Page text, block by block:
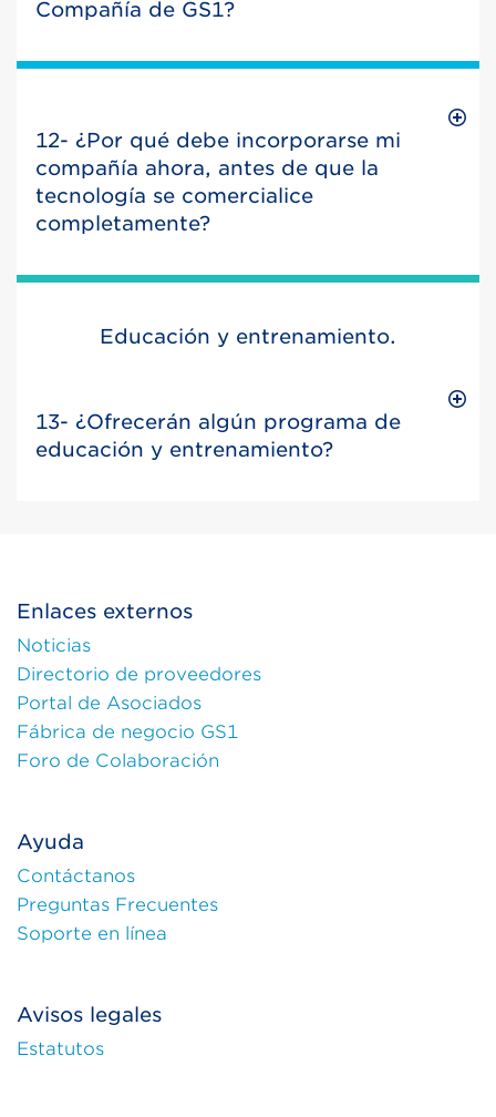
Compañía de GS1?
12- ¿Por qué debe incorporarse mi
compañía ahora, antes de que la
tecnología se comercialice
completamente?
Educación y entrenamiento.
13- ¿Ofrecerán algún programa de
educación y entrenamiento?
Enlaces externos
Noticias
Directorio de proveedores
Portal de Asociados
Fábrica de negocio GS1
Foro de Colaboración
Ayuda
Contáctanos
Preguntas Frecuentes
Soporte en línea
Avisos legales
Estatutos